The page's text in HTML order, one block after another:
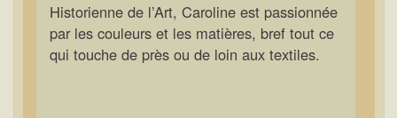
Historienne de l’Art, Caroline est passionnée
par les couleurs et les matières, bref tout ce
qui touche de près ou de loin aux textiles.